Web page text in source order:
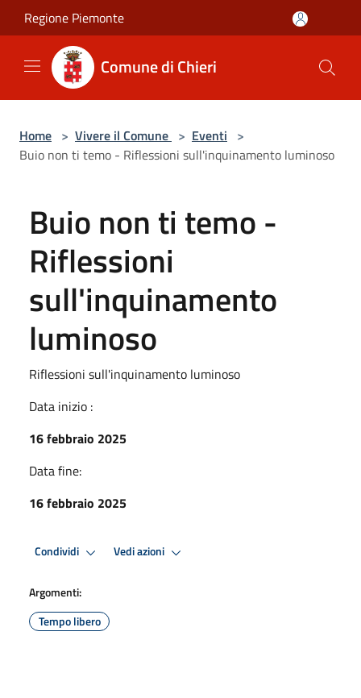
Salta al contenuto principale
Regione Piemonte
Comune di Chieri
Home > Vivere il Comune > Eventi >
Buio non ti temo - Riflessioni sull'inquinamento luminoso
Buio non ti temo -
Riflessioni
sull'inquinamento
luminoso
Riflessioni sull'inquinamento luminoso
Data inizio :
16 febbraio 2025
Data fine:
16 febbraio 2025
Condividi Vedi azioni
Argomenti:
Tempo libero